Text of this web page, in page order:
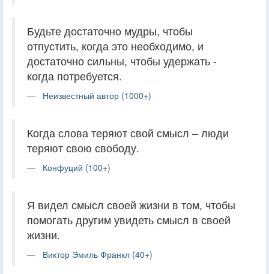
Будьте достаточно мудры, чтобы
отпустить, когда это необходимо, и
достаточно сильны, чтобы удержать -
когда потребуется.
Неизвестный автор (1000+)
Когда слова теряют свой смысл – люди
теряют свою свободу.
Конфуций (100+)
Я видел смысл своей жизни в том, чтобы
помогать другим увидеть смысл в своей
жизни.
Виктор Эмиль Франкл (40+)